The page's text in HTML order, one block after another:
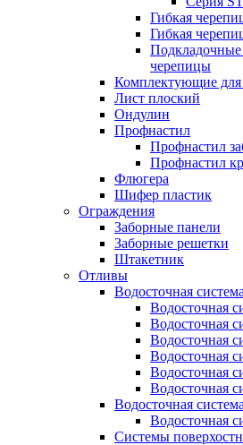
Гибкая
Гибкая
Подкладочные
черепицы
Комплектующие для
Лист плоский
Ондулин
Профнастил
Профнастил
Профнастил
Флюгера
Шифер пластик
Ограждения
Заборные панели
Заборные решетки
Штакетник
Отливы
Водосточная
Водосточная
Водосточная
Водосточная
Водосточная
Водосточная
Водосточная
Водосточная
Водосточная
Системы